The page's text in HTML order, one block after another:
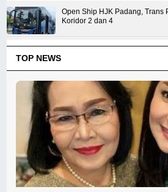
Open Ship HJK Padang, Trans
Koridor 2 dan 4
TOP NEWS